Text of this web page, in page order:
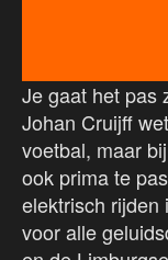
Je gaat het pas
Johan Cruijff
voetbal, maar
ook prima te
elektrisch rijden
voor alle